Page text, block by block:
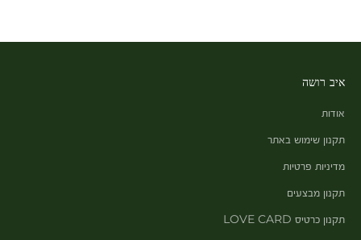
איב רושה
אודות
תקנון שימוש באתר
מדיניות פרטיות
תקנון מבצעים
תקנון כרטיס LOVE CARD